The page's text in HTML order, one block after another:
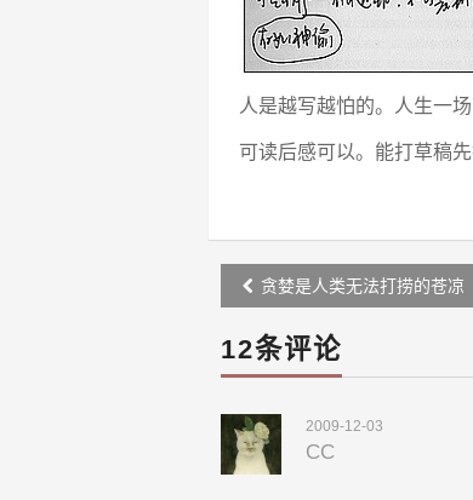
人是越写越怕的。人生一
可读后感可以。能打草稿先
Post
navigation
贪婪是人类无法打捞的苍凉
12条评论
2009-12-03
CC